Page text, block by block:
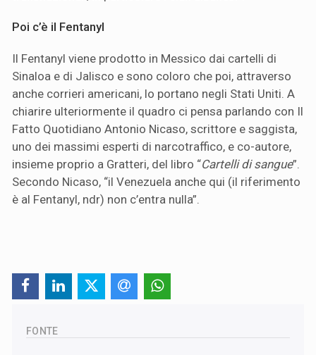
Poi c’è il Fentanyl
Il Fentanyl viene prodotto in Messico dai cartelli di
Sinaloa e di Jalisco e sono coloro che poi, attraverso
anche corrieri americani, lo portano negli Stati Uniti. A
chiarire ulteriormente il quadro ci pensa parlando con Il
Fatto Quotidiano Antonio Nicaso, scrittore e saggista,
uno dei massimi esperti di narcotraffico, e co-autore,
insieme proprio a Gratteri, del libro “Cartelli di sangue”.
Secondo Nicaso, “il Venezuela anche qui (il riferimento
è al Fentanyl, ndr) non c’entra nulla”.
FONTE